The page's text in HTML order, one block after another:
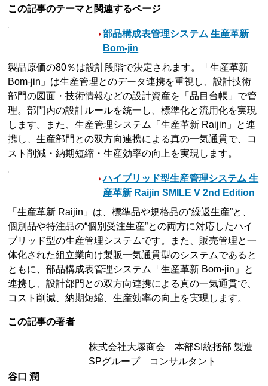
この記事のテーマと関連するページ
部品構成表管理システム 生産革新
Bom-jin
製品原価の80％は設計段階で決定されます。「生産革新
Bom-jin」は生産管理とのデータ連携を重視し、設計技術
部門の図面・技術情報などの設計資産を「品目台帳」で管
理。部門内の設計ルールを統一し、標準化と流用化を実現
します。また、生産管理システム「生産革新 Raijin」と連
携し、生産部門との双方向連携による真の一気通貫で、コ
スト削減・納期短縮・生産効率の向上を実現します。
ハイブリッド型生産管理システム 生
産革新 Raijin SMILE V 2nd Edition
「生産革新 Raijin」は、標準品や規格品の“繰返生産”と、
個別品や特注品の“個別受注生産”との両方に対応したハイ
ブリッド型の生産管理システムです。また、販売管理と一
体化された組立業向け製販一気通貫型のシステムであると
ともに、部品構成表管理システム「生産革新 Bom-jin」と
連携し、設計部門との双方向連携による真の一気通貫で、
コスト削減、納期短縮、生産効率の向上を実現します。
この記事の著者
株式会社大塚商会 本部SI統括部 製造
SPグループ コンサルタント
谷口 潤